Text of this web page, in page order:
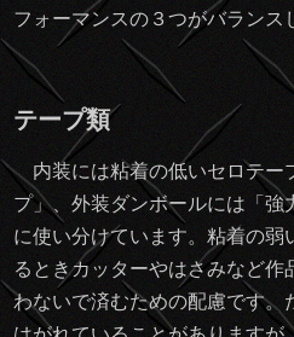
フォーマンスの３つがバランス
テープ類
内装には粘着の低いセロテー
プ」、外装ダンボールには「強
に使い分けています。粘着の
るときカッターやはさみなど
わないで済むための配慮です